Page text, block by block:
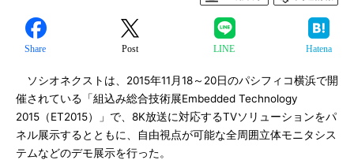
Share Post LINE Hatena
ソシオネクストは、2015年11月18～20日のパシフィコ横浜で開
催されている「組込み総合技術展Embedded Technology
2015（ET2015）」で、8K放送に対応するTVソリューションをパ
ネル展示するとともに、自由視点が可能な全周囲立体モニタシス
テムなどのデモ展示を行った。